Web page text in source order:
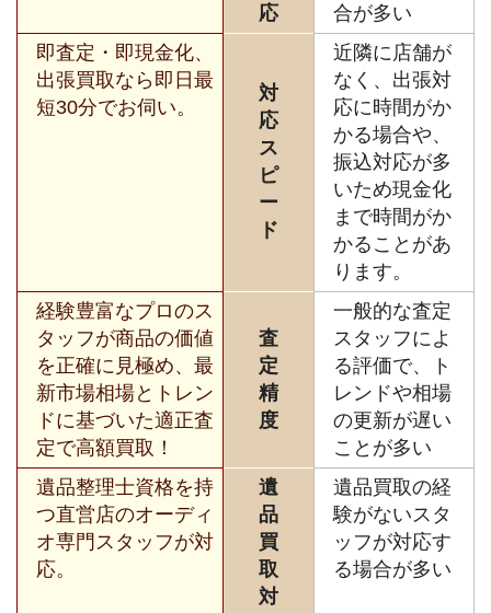
応
合が多い
即査定・即現金化、
出張買取なら即日最
短30分でお伺い。
対
応
ス
ピ
ー
ド
近隣に店舗が
なく、出張対
応に時間がか
かる場合や、
振込対応が多
いため現金化
まで時間がか
かることがあ
ります。
経験豊富なプロのス
タッフが商品の価値
を正確に見極め、最
新市場相場とトレン
ドに基づいた適正査
定で高額買取！
査
定
精
度
一般的な査定
スタッフによ
る評価で、ト
レンドや相場
の更新が遅い
ことが多い
遺品整理士資格を持
つ直営店のオーディ
オ専門スタッフが対
応。
遺
品
買
取
対
遺品買取の経
験がないスタ
ッフが対応す
る場合が多い